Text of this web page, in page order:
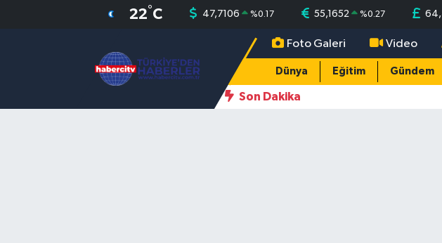
22°C 47,7106 %0.17 55,1652 %0.27
Foto Galeri Video
Dünya Eğitim Gündem
Son Dakika
Nöbetçi Eczaneler
Hava Durumu